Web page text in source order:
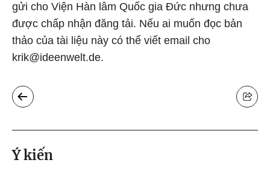
gửi cho Viện Hàn lâm Quốc gia Đức nhưng chưa
được chấp nhận đăng tải. Nếu ai muốn đọc bản
thảo của tài liệu này có thể viết email cho
krik@ideenwelt.de.
Ý kiến